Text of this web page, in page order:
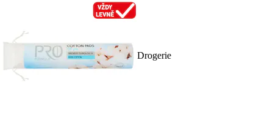
Drogerie